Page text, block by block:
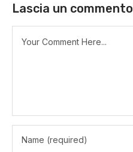
Lascia un commento